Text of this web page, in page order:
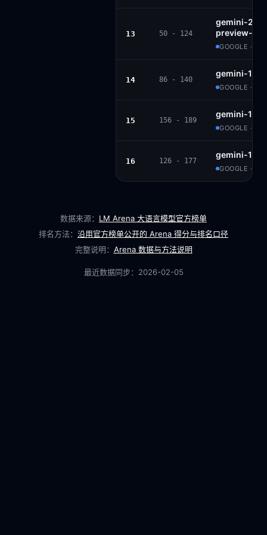
13 50 - 124
gemini-
preview-
GOOGLE ·
14 86 - 140
gemini-1.5-
GOOGLE ·
15 156 - 189
gemini-1.5-
GOOGLE ·
16 126 - 177
gemini-1.5-
GOOGLE ·
数据来源： LM Arena 大语言模型官方榜单
排名方法： 沿用官方榜单公开的 Arena 得分与排名口径
完整说明： Arena 数据与方法说明
最近数据同步： 2026-02-05